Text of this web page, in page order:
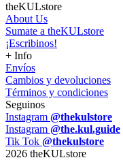
theKULstore
About Us
Sumate a theKULstore
¡Escribinos!
+ Info
Envíos
Cambios y devoluciones
Términos y condiciones
Seguinos
Instagram @thekulstore
Instagram @the.kul.guide
Tik Tok @thekulstore
2026 theKULstore